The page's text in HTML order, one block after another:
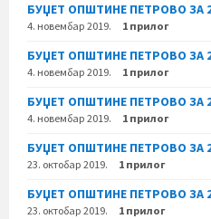
БУЏЕТ ОПШТИНЕ ПЕТРОВО ЗА
4. новембар 2019. 1 прилог
БУЏЕТ ОПШТИНЕ ПЕТРОВО ЗА
4. новембар 2019. 1 прилог
БУЏЕТ ОПШТИНЕ ПЕТРОВО ЗА
4. новембар 2019. 1 прилог
БУЏЕТ ОПШТИНЕ ПЕТРОВО ЗА
23. октобар 2019. 1 прилог
БУЏЕТ ОПШТИНЕ ПЕТРОВО ЗА
23. октобар 2019. 1 прилог